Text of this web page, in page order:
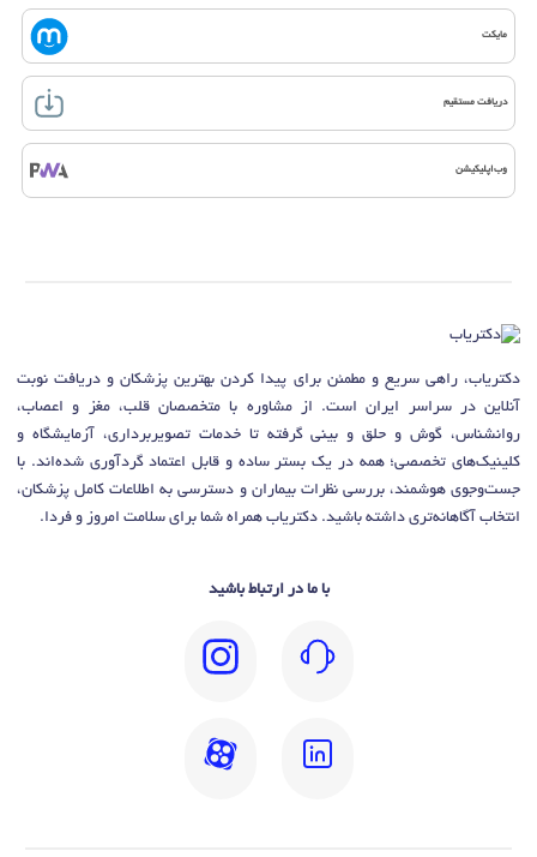
مایکت
دریافت مستقیم
وب‌اپلیکیشن
دکتریاب، راهی سریع و مطمئن برای پیدا کردن بهترین پزشکان و دریافت نوبت
آنلاین در سراسر ایران است. از مشاوره با متخصصان قلب، مغز و اعصاب،
روانشناس، گوش و حلق و بینی گرفته تا خدمات تصویربرداری، آزمایشگاه و
کلینیک‌های تخصصی؛ همه در یک بستر ساده و قابل اعتماد گردآوری شده‌اند. با
جست‌وجوی هوشمند، بررسی نظرات بیماران و دسترسی به اطلاعات کامل پزشکان،
انتخاب آگاهانه‌تری داشته باشید. دکتریاب همراه شما برای سلامت امروز و فردا.
با ما در ارتباط باشید